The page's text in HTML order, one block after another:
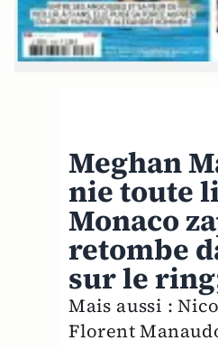
Meghan
nie toute
Monaco
retombe
sur le
Mais aussi :
Florent